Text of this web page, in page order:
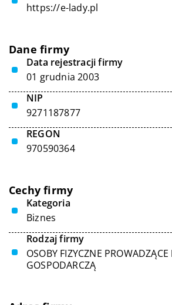
https://e-lady.pl
Dane firmy
Data rejestracji firmy
01 grudnia 2003
NIP
9271187877
REGON
970590364
Cechy firmy
Kategoria
Biznes
Rodzaj firmy
OSOBY FIZYCZNE
GOSPODARCZĄ